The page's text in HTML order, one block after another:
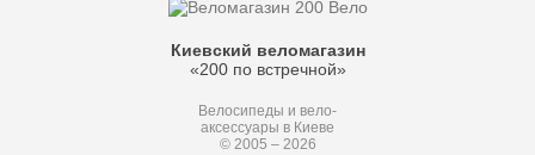
Киевский веломагазин
«200 по встречной»
Велосипеды и вело-
аксессуары в Киеве
© 2005 – 2026